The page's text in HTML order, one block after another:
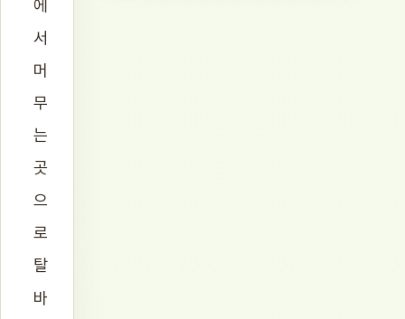
에
서
머
무
는
곳
으
로
탈
바